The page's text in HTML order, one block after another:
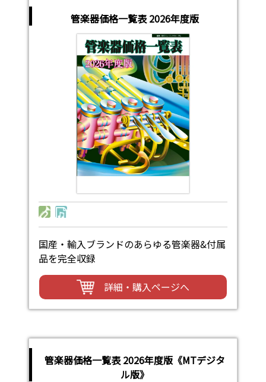
管楽器価格一覧表 2026年度版
国産・輸入ブランドのあらゆる管楽器&付属
品を完全収録
詳細・購入ページへ
管楽器価格一覧表 2026年度版《MTデジタ
ル版》